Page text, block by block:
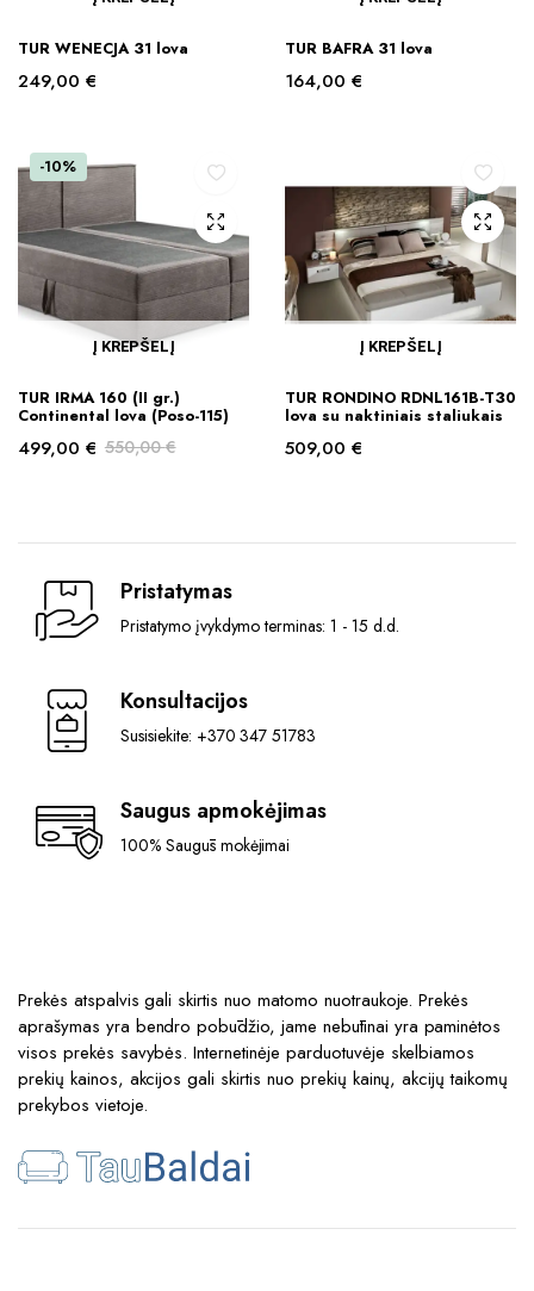
TUR WENECJA 31 lova
249,00 €
TUR BAFRA 31 lova
164,00 €
-10%
Į KREPŠELĮ
TUR IRMA 160 (II gr.)
Continental lova (Poso-115)
550,00€
550,00 €.
499,00 €
499,00 €.
Į KREPŠELĮ
TUR RONDINO RDNL161B-T30
lova su naktiniais staliukais
509,00 €
Pristatymas
Pristatymo įvykdymo terminas: 1 - 15 d.d.
Konsultacijos
Susisiekite: +370 347 51783
Saugus apmokėjimas
100% Saugūs mokėjimai
Prekės atspalvis gali skirtis nuo matomo nuotraukoje. Prekės
aprašymas yra bendro pobūdžio, jame nebūtinai yra paminėtos
visos prekės savybės. Internetinėje parduotuvėje skelbiamos
prekių kainos, akcijos gali skirtis nuo prekių kainų, akcijų taikomų
prekybos vietoje.